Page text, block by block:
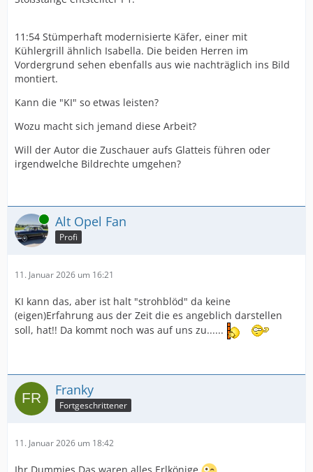
11:54 Stümperhaft modernisierte Käfer, einer mit
Kühlergrill ähnlich Isabella. Die beiden Herren im
Vordergrund sehen ebenfalls aus wie nachträglich ins Bild
montiert.
Kann die "KI" so etwas leisten?
Wozu macht sich jemand diese Arbeit?
Will der Autor die Zuschauer aufs Glatteis führen oder
irgendwelche Bildrechte umgehen?
Online Alt Opel Fan
Profi
11. Januar 2026 um 16:21
KI kann das, aber ist halt "strohblöd" da keine
(eigen)Erfahrung aus der Zeit die es angeblich darstellen
soll, hat!! Da kommt noch was auf uns zu......
Franky
Fortgeschrittener
11. Januar 2026 um 18:42